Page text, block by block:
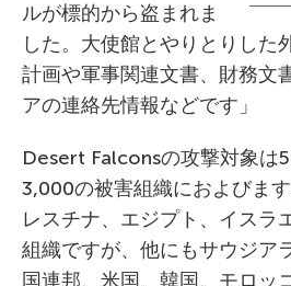
ルが標的から盗まれま
した。大使館とやりとりした
計画や軍事関連文書、財務文
アの連絡先情報などです」
Desert Falconsの攻撃対象は
3,000の被害組織におよびま
レスチナ、エジプト、イスラ
組織ですが、他にもサウジア
国連邦、米国、韓国、モロッ